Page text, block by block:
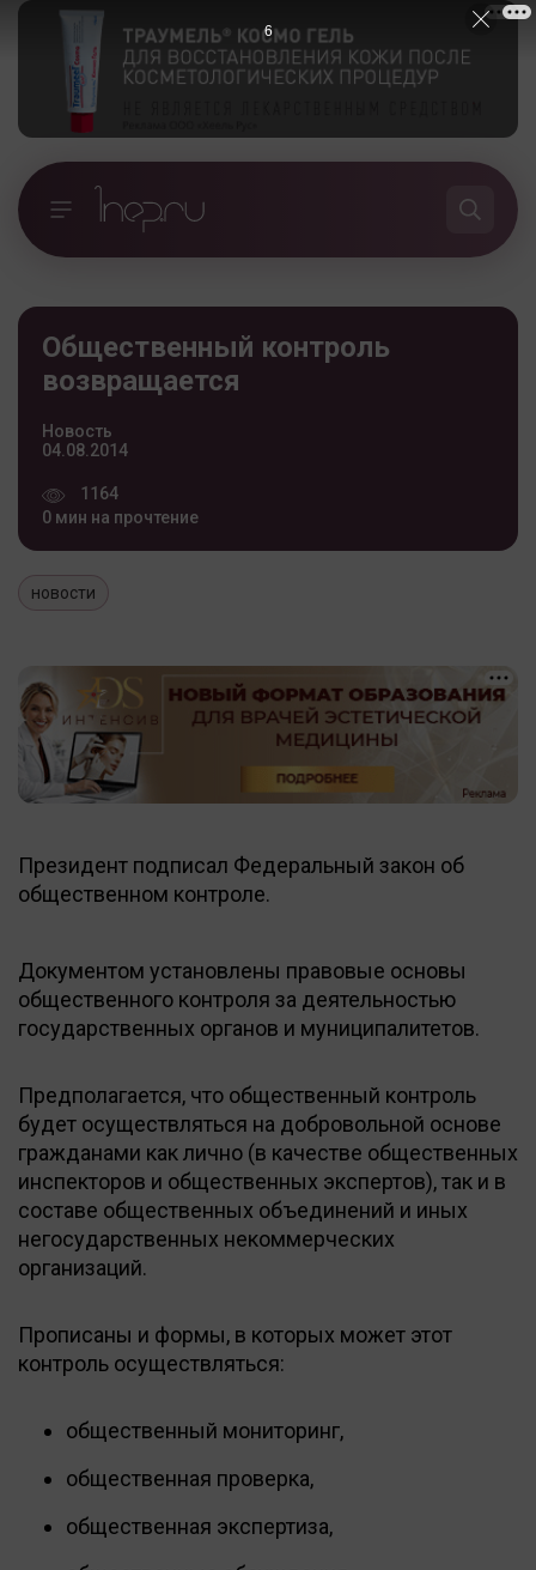
Общественный контроль
возвращается
Новость
04.08.2014
1164
0 мин на прочтение
новости
Президент подписал Федеральный закон об
общественном контроле.
Документом установлены правовые основы
общественного контроля за деятельностью
государственных органов и муниципалитетов.
Предполагается, что общественный контроль
будет осуществляться на добровольной основе
гражданами как лично (в качестве общественных
инспекторов и общественных экспертов), так и в
составе общественных объединений и иных
негосударственных некоммерческих
организаций.
Прописаны и формы, в которых может этот
контроль осуществляться:
общественный мониторинг,
общественная проверка,
общественная экспертиза,
5